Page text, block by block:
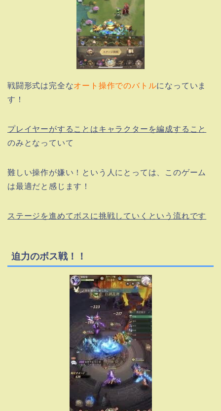
戦闘形式は完全なオート操作でのバトルになっていま
す！
プレイヤーがすることはキャラクターを編成すること
のみとなっていて
難しい操作が嫌い！という人にとっては、このゲーム
は最適だと感じます！
ステージを進めてボスに挑戦していくという流れです
迫力のボス戦！！